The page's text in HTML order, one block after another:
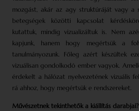
mozgást, akár az agy struktúráját vagy a
betegségek közötti kapcsolat
kutattuk, mindig vizualizáltuk is. Nem
kapjunk, hanem hogy megértsük a
tanulmányozunk. Főleg azért készültek
vizuálisan gondolkodó ember vagyok.
érdekelt a hálózat nyelvezetének vizuális
rá ahhoz, hogy megértsük e rendszereket.
Művészetnek tekinthetők a kiállítás darabjai?